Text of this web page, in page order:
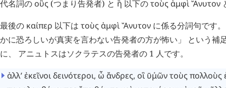
代名詞の οὓς (つまり告発者) と ἢ 以下のτοὺς ἀμφὶἌνυτον
最後の καίπερ 以下は τοὺς ἀμφὶἌνυτον に係る分詞句です
かに恐ろしいが真実を言わない告発者の方が怖い」 という補
に、 アニュトスはソクラテスの告発者の 1 人です。
ἀλλ’ἐκεῖνοιδεινότεροι, ὦ ἄνδρες, οἳ ῡ῾
μῶντοὺς πολλοὺς